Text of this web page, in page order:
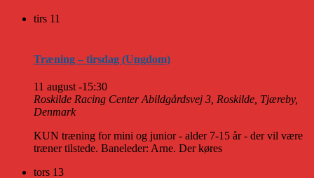
tirs 11
Træning – tirsdag (Ungdom)
11 august -15:30
Roskilde Racing CenterAbildgårdsvej 3, Roskilde, Tjæreby,
Denmark
KUN træning for mini og junior - alder 7-15 år - der vil være
træner tilstede. Baneleder: Arne. Der køres
tors 13